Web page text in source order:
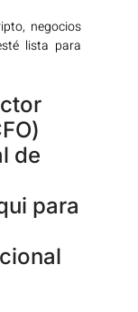
negocios
lista para
de
para